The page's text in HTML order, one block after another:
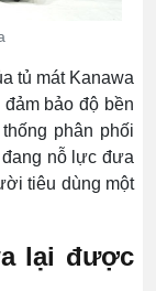
tủ mát Kanawa
bảo độ bền
phân phối
nỗ lực đưa
tiêu dùng một
lại được